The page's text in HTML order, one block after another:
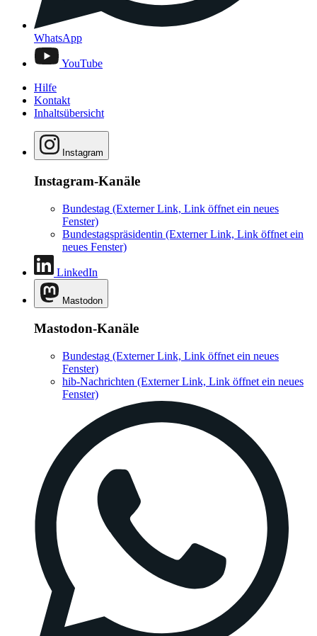
WhatsApp
YouTube
Hilfe
Kontakt
Inhaltsübersicht
Instagram
Instagram-Kanäle
Bundestag (Externer Link, Link öffnet ein neues
Fenster)
Bundestagspräsidentin (Externer Link, Link öffnet ein
neues Fenster)
LinkedIn
Mastodon
Mastodon-Kanäle
Bundestag (Externer Link, Link öffnet ein neues
Fenster)
hib-Nachrichten (Externer Link, Link öffnet ein neues
Fenster)